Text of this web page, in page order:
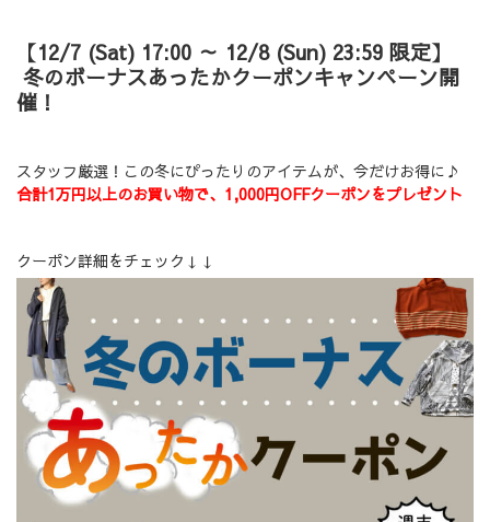
【12/7 (Sat) 17:00 ～ 12/8 (Sun) 23:59 限定】
冬のボーナスあったかクーポンキャンペーン開
催！
スタッフ厳選！この冬にぴったりのアイテムが、今だけお得に♪
合計1万円以上のお買い物で、1,000円OFFクーポンをプレゼント
クーポン詳細をチェック↓↓